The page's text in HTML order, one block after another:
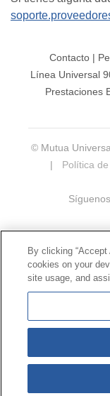
Contacto|
Línea Universal
Prestaciones
© Mutua
|
Política
By clicking
cookies on your
site usage, and